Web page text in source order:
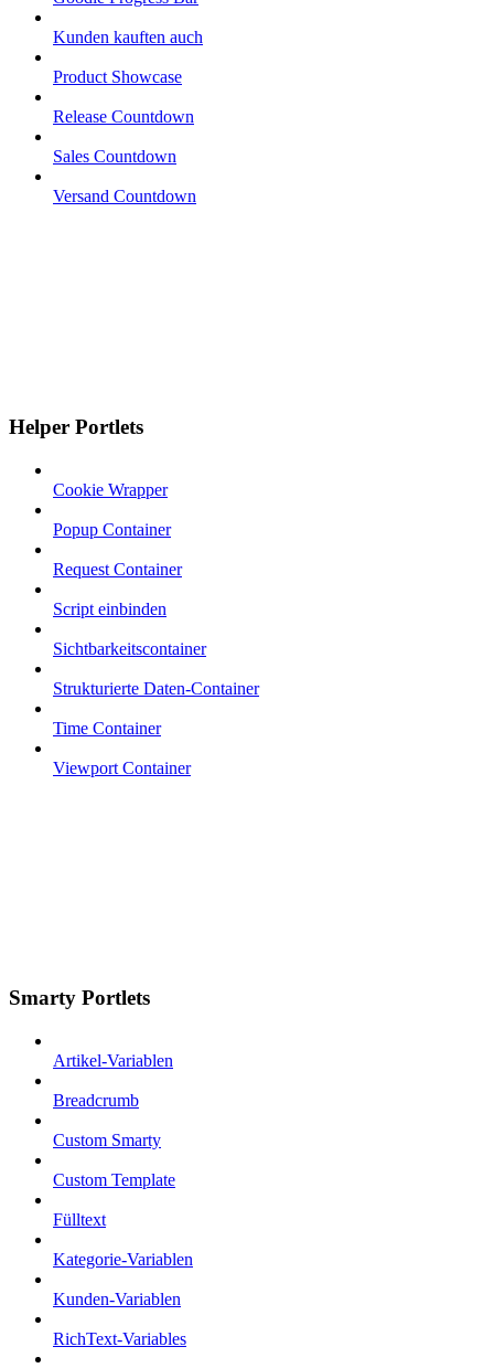
Kunden kauften auch
Product Showcase
Release Countdown
Sales Countdown
Versand Countdown
Helper Portlets
Cookie Wrapper
Popup Container
Request Container
Script einbinden
Sichtbarkeitscontainer
Strukturierte Daten-Container
Time Container
Viewport Container
Smarty Portlets
Artikel-Variablen
Breadcrumb
Custom Smarty
Custom Template
Fülltext
Kategorie-Variablen
Kunden-Variablen
RichText-Variables